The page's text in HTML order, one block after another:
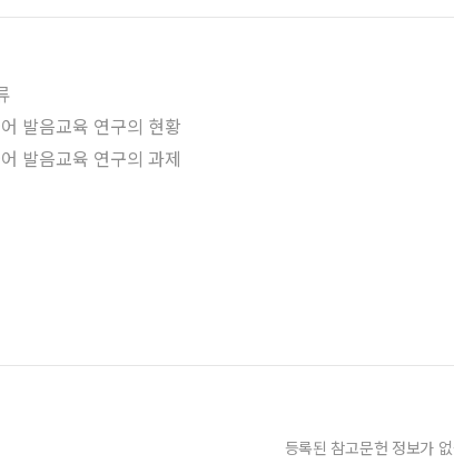
발음교육 연구의 현황
발음교육 연구의 과제
등록된 참고문헌 정보가